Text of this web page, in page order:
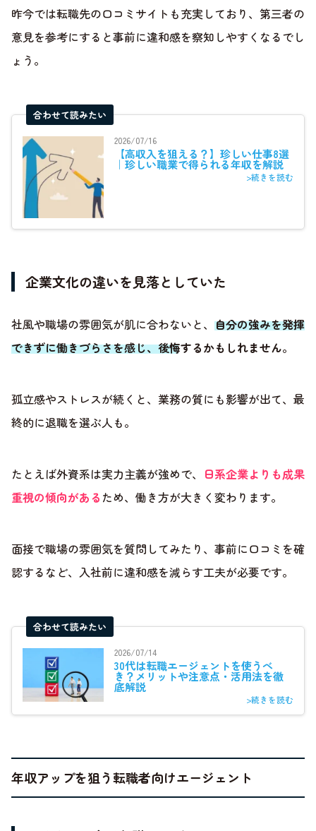
昨今では転職先の口コミサイトも充実しており、第三者の
意見を参考にすると事前に違和感を察知しやすくなるでし
ょう。
合わせて読みたい
2026/07/16
【高収入を狙える？】珍しい仕事8選
｜珍しい職業で得られる年収を解説
>続きを読む
企業文化の違いを見落としていた
社風や職場の雰囲気が肌に合わないと、 自分の強みを発揮
できずに働きづらさを感じ、後悔するかもしれません。
孤立感やストレスが続くと、業務の質にも影響が出て、最
終的に退職を選ぶ人も。
たとえば外資系は実力主義が強めで、
日系企業よりも成果
重視の傾向がある ため、働き方が大きく変わります。
面接で職場の雰囲気を質問してみたり、事前に口コミを確
認するなど、入社前に違和感を減らす工夫が必要です。
合わせて読みたい
2026/07/14
30代は転職エージェントを使うべ
き？メリットや注意点・活用法を徹
底解説
>続きを読む
年収アップを狙う転職者向けエージェント